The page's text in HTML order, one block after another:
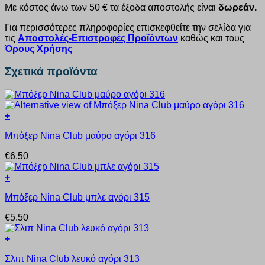
Με κόστος άνω των 50 € τα έξοδα αποστολής είναι δωρεάν.
Για περισσότερες πληροφορίες επισκεφθείτε την σελίδα για
τις Αποστολές-Επιστροφές Προϊόντων καθώς και τους
Όρους Χρήσης
Σχετικά προϊόντα
+
το
έχει
πολλαπλές
παραλλαγές.
επιλογές
να
επιλεγούν
στη
σελίδα
Μπόξερ Nina Club μαύρο αγόρι 316
€6.50
+
το
έχει
πολλαπλές
παραλλαγές.
επιλογές
Μπόξερ Nina Club μπλε αγόρι 315
€5.50
+
το
Σλιπ Nina Club λευκό αγόρι 313